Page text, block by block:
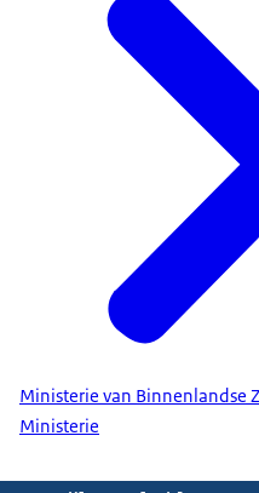
Ministerie van Binnenlandse
Ministerie